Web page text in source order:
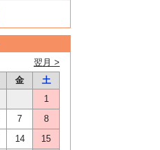
翌月 >
金
土
1
7
8
14
15